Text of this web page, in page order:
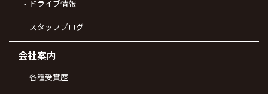
ドライブ情報
スタッフブログ
会社案内
各種受賞歴